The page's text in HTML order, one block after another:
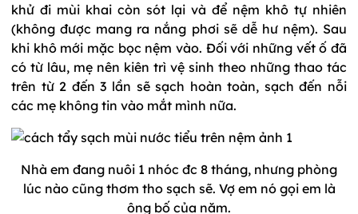
khử đi mùi khai còn sót lại và để nệm khô tự nhiên
(không được mang ra nắng phơi sẽ dễ hư nệm). Sau
khi khô mới mặc bọc nệm vào. Đối với những vết ố đã
có từ lâu, mẹ nên kiên trì vệ sinh theo những thao tác
trên từ 2 đến 3 lần sẽ sạch hoàn toàn, sạch đến nỗi
các mẹ không tin vào mắt mình nữa.
Nhà em đang nuôi 1 nhóc đc 8 tháng, nhưng phòng
lúc nào cũng thơm tho sạch sẽ. Vợ em nó gọi em là
ông bố của năm.